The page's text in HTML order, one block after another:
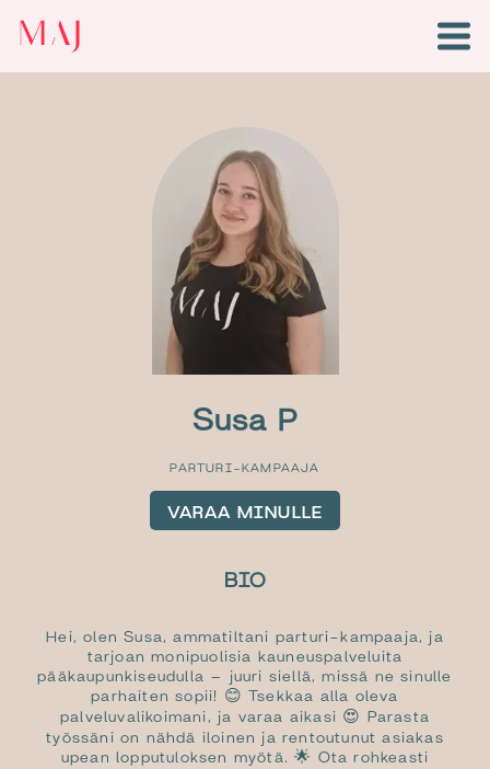
Susa P
PARTURI-KAMPAAJA
VARAA MINULLE
BIO
Hei, olen Susa, ammatiltani parturi-kampaaja, ja
tarjoan monipuolisia kauneuspalveluita
pääkaupunkiseudulla – juuri siellä, missä ne sinulle
parhaiten sopii! 😊 Tsekkaa alla oleva
palveluvalikoimani, ja varaa aikasi 😍 Parasta
työssäni on nähdä iloinen ja rentoutunut asiakas
upean lopputuloksen myötä. 🌟 Ota rohkeasti